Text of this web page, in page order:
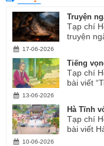
Truyện
Tạp chí
truyện
17-06-2026
Tiếng
Tạp chí
bài viết
13-06-2026
Hà Tĩnh
Tạp chí
bài viết
10-06-2026